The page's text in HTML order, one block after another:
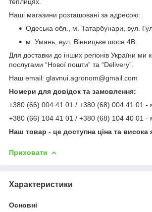
Наші магазини розташовані за адресою:
Одеська обл., м. Татарбунари, вул.
м. Умань, вул. Вінницьке шосе 4В.
Для доставки до інших регіонів України ми
послугами “Нової пошти” та “Delivery”.
Наш email: glavnui.agronom@gmail.com
Номери для довідок та замовлення:
+380 (66) 004 41 01 / +380 (68) 004 41 01 -
+380 (66) 104 41 01 / +380 (68) 104 40 01 -
Наш товар - це доступна ціна та висока
Приховати
Характеристики
Основні